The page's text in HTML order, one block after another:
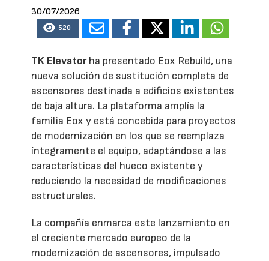
30/07/2026
520
TK Elevatorha presentado Eox Rebuild, una
nueva solución de sustitución completa de
ascensores destinada a edificios existentes
de baja altura. La plataforma amplía la
familia Eox y está concebida para proyectos
de modernización en los que se reemplaza
íntegramente el equipo, adaptándose a las
características del hueco existente y
reduciendo la necesidad de modificaciones
estructurales.
La compañía enmarca este lanzamiento en
el creciente mercado europeo de la
modernización de ascensores, impulsado